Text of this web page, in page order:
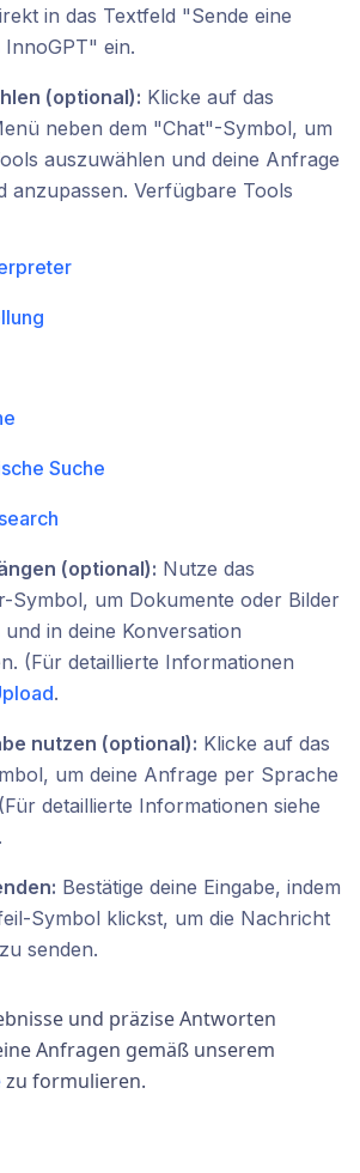
in das Textfeld "Sende eine
ein.
(optional): Klicke auf das
neben dem "Chat"-Symbol, um
auszuwählen und deine Anfrage
anzupassen. Verfügbare Tools
Suche
(optional): Nutze das
Symbol, um Dokumente oder Bilder
in deine Konversation
(Für detaillierte Informationen
.
nutzen (optional): Klicke auf das
um deine Anfrage per Sprache
detaillierte Informationen siehe
.
Bestätige deine Eingabe, indem
Symbol klickst, um die Nachricht
senden.
und präzise Antworten
Anfragen gemäß unserem
zu formulieren.